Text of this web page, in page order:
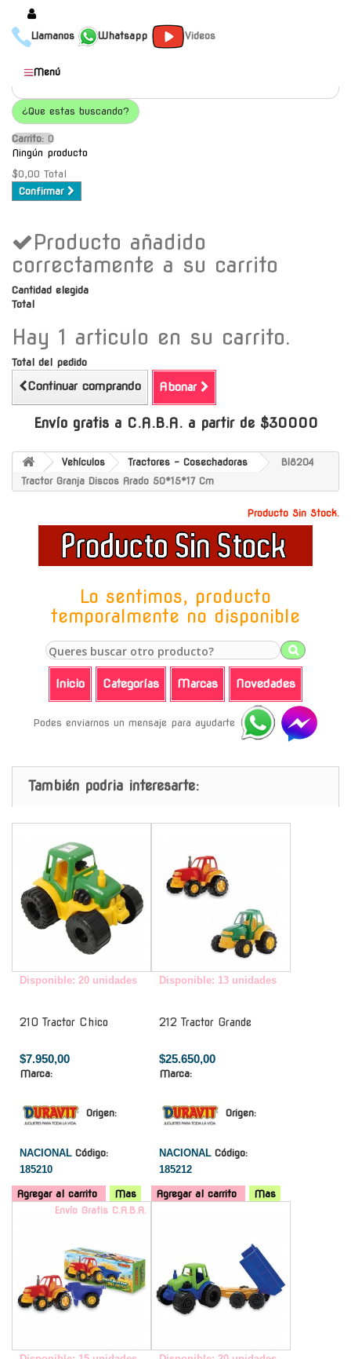
Llamanos Whatsapp Videos
Productos
Populares
Categorías
Marcas
Mayoristas
Contacto
Envío gratis a C.A.B.A. a
partir de $30000
Menú
¿Que estas buscando?
Carrito: O
Ningún producto
$0,00 Total
Confirmar
Producto añadido
correctamente a su carrito
Cantidad elegida
Total
Hay 1 articulo en su carrito.
Total del pedido
Continuar comprando Abonar
Envío gratis a C.A.B.A. a partir de $30000
Vehículos Tractores - Cosechadoras
Bl8204
Tractor Granja Discos Arado 50*15*17 Cm
Producto Sin Stock.
Lo sentimos, producto
temporalmente no disponible
Inicio Categorías Marcas Novedades
Podes enviarnos un mensaje para ayudarte
También podria interesarte:
Disponible: 20 unidades
210 Tractor Chico
$7.950,00
Marca:
Origen:
NACIONAL Código:
185210
Agregar al carrito Mas
Disponible: 13 unidades
212 Tractor Grande
$25.650,00
Marca:
Origen:
NACIONAL Código:
185212
Agregar al carrito
Mas
Envío Gratis C.A.B.A.